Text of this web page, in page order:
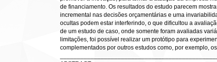
de financiamento. Os resultados do estudo parecem
incremental nas decisões orçamentárias e uma
ocultas podem estar interferindo, o que dificultou a
de um estudo de caso, onde somente foram avaliadas
limitações, foi possível realizar um protótipo para
complementados por outros estudos como, por exemplo,